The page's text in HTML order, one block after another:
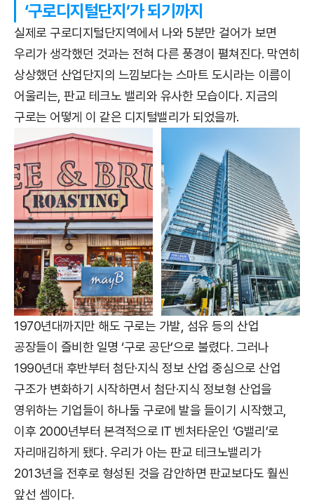
‘구로디지털단지’가 되기까지
실제로 구로디지털단지역에서 나와 5분만 걸어가 보면
우리가 생각했던 것과는 전혀 다른 풍경이 펼쳐진다. 막연히
상상했던 산업단지의 느낌보다는 스마트 도시라는 이름이
어울리는, 판교 테크노 밸리와 유사한 모습이다. 지금의
구로는 어떻게 이 같은 디지털밸리가 되었을까.
1970년대까지만 해도 구로는 가발, 섬유 등의 산업
공장들이 즐비한 일명 ‘구로 공단’으로 불렸다. 그러나
1990년대 후반부터 첨단·지식 정보 산업 중심으로 산업
구조가 변화하기 시작하면서 첨단·지식 정보형 산업을
영위하는 기업들이 하나둘 구로에 발을 들이기 시작했고,
이후 2000년부터 본격적으로 IT 벤처타운인 ‘G밸리’로
자리매김하게 됐다. 우리가 아는 판교 테크노밸리가
2013년을 전후로 형성된 것을 감안하면 판교보다도 훨씬
앞선 셈이다.